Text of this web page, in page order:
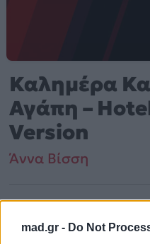
mad.gr - Do Not
Καλημέρα
Αγάπη –
Version
Άννα Βίσση
Από το ΆλμπουμHotel Ermou